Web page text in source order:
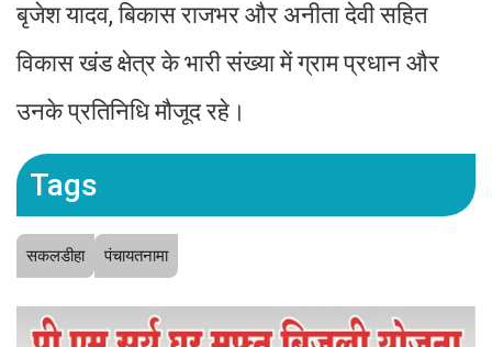
बृजेश यादव, बिकास राजभर और अनीता देवी सहित
विकास खंड क्षेत्र के भारी संख्या में ग्राम प्रधान और
उनके प्रतिनिधि मौजूद रहे।
Tags
सकलडीहा पंचायतनामा